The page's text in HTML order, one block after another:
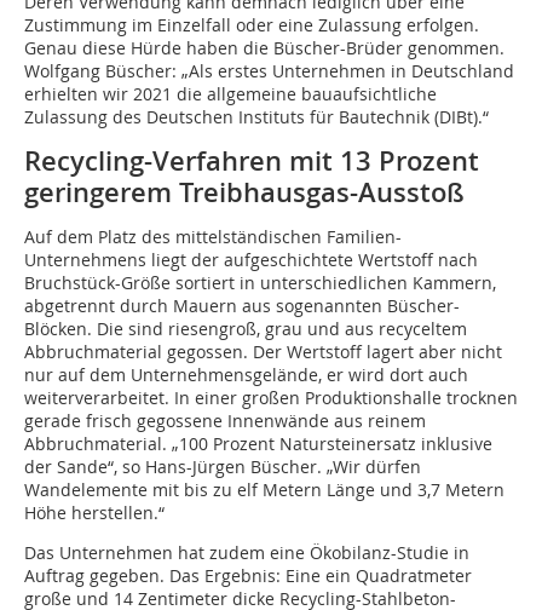
Zustimmung im Einzelfall oder eine Zulassung erfolgen.
Genau diese Hürde haben die Büscher-Brüder genommen.
Wolfgang Büscher: „Als erstes Unternehmen in Deutschland
erhielten wir 2021 die allgemeine bauaufsichtliche
Zulassung des Deutschen Instituts für Bautechnik (DIBt).“
Recycling-Verfahren mit 13 Prozent
geringerem Treibhausgas-Ausstoß
Auf dem Platz des mittelständischen Familien-
Unternehmens liegt der aufgeschichtete Wertstoff nach
Bruchstück-Größe sortiert in unterschiedlichen Kammern,
abgetrennt durch Mauern aus sogenannten Büscher-
Blöcken. Die sind riesengroß, grau und aus recyceltem
Abbruchmaterial gegossen. Der Wertstoff lagert aber nicht
nur auf dem Unternehmensgelände, er wird dort auch
weiterverarbeitet. In einer großen Produktionshalle trocknen
gerade frisch gegossene Innenwände aus reinem
Abbruchmaterial. „100 Prozent Natursteinersatz inklusive
der Sande“, so Hans-Jürgen Büscher. „Wir dürfen
Wandelemente mit bis zu elf Metern Länge und 3,7 Metern
Höhe herstellen.“
Das Unternehmen hat zudem eine Ökobilanz-Studie in
Auftrag gegeben. Das Ergebnis: Eine ein Quadratmeter
große und 14 Zentimeter dicke Recycling-Stahlbeton-